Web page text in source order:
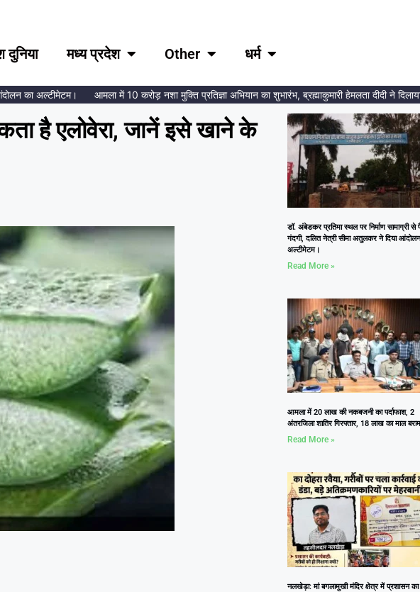
दुनिया मध्य प्रदेश Other धर्म
का अल्टीमेटम। आमला में 10 करोड़ नशा मुक्ति प्रतिज्ञा अभियान का शुभारंभ, ब्रह्माकुमारी हेमलता दीदी ने दिलाया
है एलोवेरा, जानें इसे खाने के
डॉ. अंबेडकर प्रतिमा स्थल पर निर्माण सामाग्री से
गंदगी, दलित नेत्री सीमा अतुलकर ने दिया
अल्टीमेटम।
Read More »
आमला में 20 लाख की नकबजनी का पर्दाफाश, 2
अंतरजिला शातिर गिरफ्तार, 18 लाख का माल
Read More »
नलखेड़ा: मां बगलामुखी मंदिर क्षेत्र में प्रशासन का